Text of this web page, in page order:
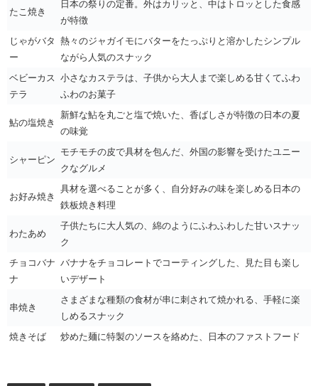
たこ焼き
日本の祭りの定番。外はカリッと、中はトロッとした食感
が特徴
じゃがバタ
ー
熱々のジャガイモにバターをたっぷりと溶かしたシンプル
ながら人気のスナック
ベビーカス
テラ
小さなカステラは、子供から大人まで楽しめる甘くてふわ
ふわのお菓子
鮎の塩焼き
新鮮な鮎を丸ごと塩で焼いた、香ばしさが特徴の日本の夏
の味覚
シャーピン
モチモチの皮で具材を包んだ、外国の影響を受けたユニー
クなグルメ
お好み焼き
具材を選べることが多く、自分好みの味を楽しめる日本の
鉄板焼き料理
わたあめ
子供たちに大人気の、綿のようにふわふわした甘いスナッ
ク
チョコバナ
ナ
バナナをチョコレートでコーティングした、見た目も楽し
いデザート
串焼き
さまざまな種類の食材が串に刺されて焼かれる、手軽に楽
しめるスナック
焼きそば
炒めた麺に特製のソースを絡めた、日本のファストフード